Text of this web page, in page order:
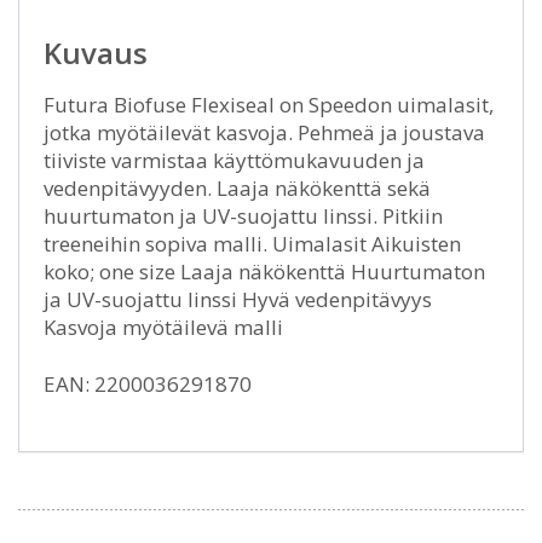
Kuvaus
Futura Biofuse Flexiseal on Speedon uimalasit,
jotka myötäilevät kasvoja. Pehmeä ja joustava
tiiviste varmistaa käyttömukavuuden ja
vedenpitävyyden. Laaja näkökenttä sekä
huurtumaton ja UV-suojattu linssi. Pitkiin
treeneihin sopiva malli. Uimalasit Aikuisten
koko; one size Laaja näkökenttä Huurtumaton
ja UV-suojattu linssi Hyvä vedenpitävyys
Kasvoja myötäilevä malli
EAN: 2200036291870